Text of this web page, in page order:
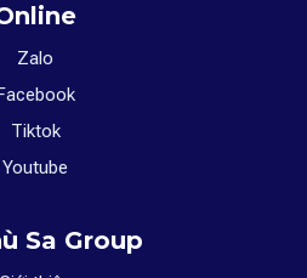
Zalo
Tiktok
Youtube
Sa Group